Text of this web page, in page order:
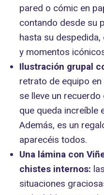
pared o cómic en
contando desde su
hasta su
y momentos
Ilustración grupal
retrato de equipo
se lleve un
que queda increíble
Además, es un
aparecéis todos.
Una lámina con
chistes internos:
situaciones